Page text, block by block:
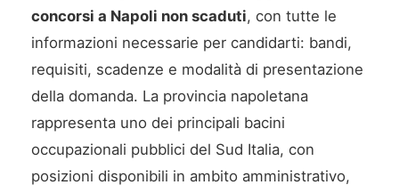
concorsi a Napoli non scaduti, con tutte le
informazioni necessarie per candidarti: bandi,
requisiti, scadenze e modalità di presentazione
della domanda. La provincia napoletana
rappresenta uno dei principali bacini
occupazionali pubblici del Sud Italia, con
posizioni disponibili in ambito amministrativo,